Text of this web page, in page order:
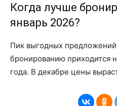
Когда лучше
январь 2026?
Пик выгодных
бронированию приходится
года. В декабре цены